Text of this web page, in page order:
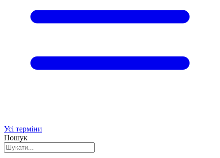
Усі терміни
Пошук